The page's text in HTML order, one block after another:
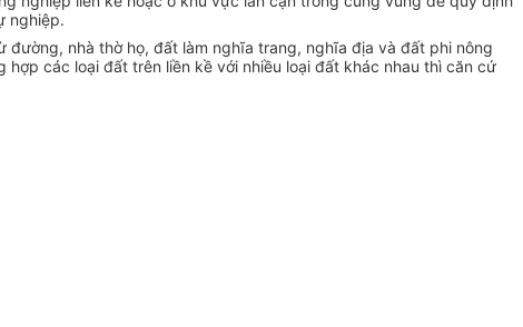
nghiệp.
nhà thờ họ, đất làm nghĩa trang, nghĩa địa và đất phi nông
các loại đất trên liền kề với nhiều loại đất khác nhau thì căn cứ